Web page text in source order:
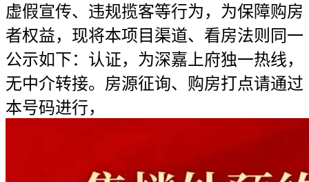
虚假宣传、违规揽客等行为，为保障购房
者权益，现将本项目渠道、看房法则同一
公示如下：认证，为深嘉上府独一热线，
无中介转接。房源征询、购房打点请通过
本号码进行，